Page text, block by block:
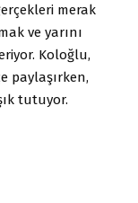
merak
ve yarını
Koloğlu,
paylaşırken,
tutuyor.